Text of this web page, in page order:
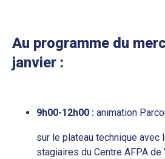
Au programme du
janvier :
9h00-12h00 : animation
sur le plateau technique
stagiaires du Centre AFPA